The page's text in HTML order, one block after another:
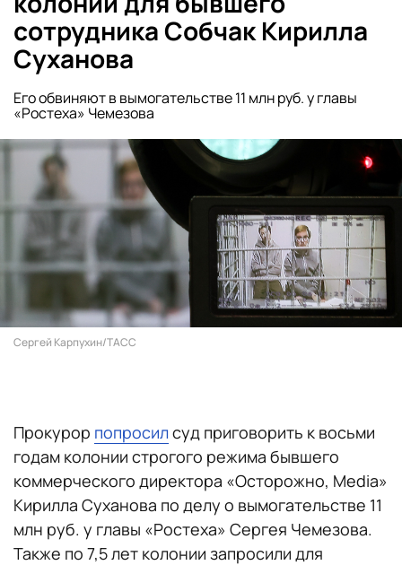
сотрудника Собчак Кирилла
Суханова
Его обвиняют в вымогательстве 11 млн руб. у главы
«Ростеха» Чемезова
Сергей Карпухин/ТАСС
Прокурор попросилсуд приговорить к восьми
годам колонии строгого режима бывшего
коммерческого директора «Осторожно, Media»
Кирилла Суханова по делу о вымогательстве 11
млн руб. у главы «Ростеха» Сергея Чемезова.
Также по 7,5 лет колонии запросили для